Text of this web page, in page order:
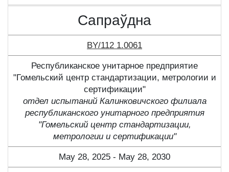
Сапраўдна
BY/112 1.0061
Республиканское унитарное предприятие
"Гомельский центр стандартизации, метрологии и
сертификации"
отдел испытаний Калинковичского филиала
республиканского унитарного предприятия
"Гомельский центр стандартизации,
метрологии и сертификации"
May 28, 2025 - May 28, 2030